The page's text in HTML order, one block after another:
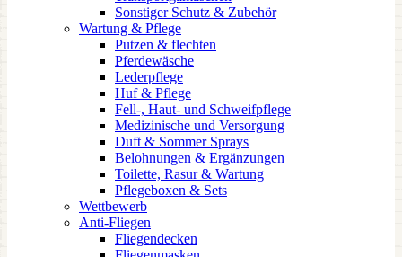
Sonstiger Schutz & Zubehör
Wartung & Pflege
Putzen & flechten
Pferdewäsche
Lederpflege
Huf & Pflege
Fell-, Haut- und Schweifpflege
Medizinische und Versorgung
Duft & Sommer Sprays
Belohnungen & Ergänzungen
Toilette, Rasur & Wartung
Pflegeboxen & Sets
Wettbewerb
Anti-Fliegen
Fliegendecken